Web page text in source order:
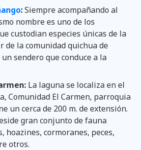
:Siempre acompañando al
nombre es uno de los
custodian especies únicas de la
de la comunidad quichua de
sendero que conduce a la
La laguna se localiza en el
Comunidad El Carmen, parroquia
un cerca de 200 m. de extensión.
gran conjunto de fauna
hoazines, cormoranes, peces,
otros.